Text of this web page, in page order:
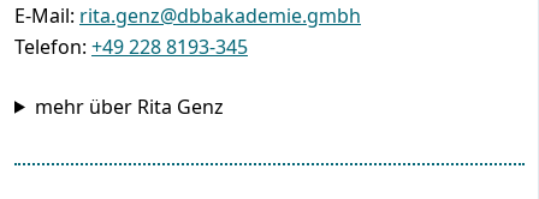
E-Mail: rita.genz@dbbakademie.gmbh
Telefon: +49 228 8193-345
mehr über Rita Genz